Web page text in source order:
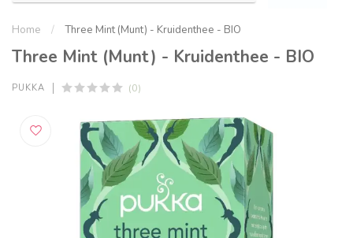
Home / Three Mint (Munt) - Kruidenthee - BIO
Three Mint (Munt) - Kruidenthee - BIO
PUKKA (0)